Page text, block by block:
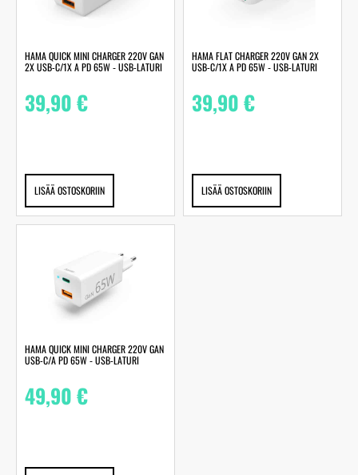
HAMA QUICK MINI CHARGER 220V GAN
2X USB-C/1X A PD 65W ‐ USB-LATURI
39,90€
LISÄÄ OSTOSKORIIN
HAMA FLAT CHARGER 220V GAN 2X
USB-C/1X A PD 65W ‐ USB-LATURI
39,90€
LISÄÄ OSTOSKORIIN
HAMA QUICK MINI CHARGER 220V GAN
USB-C/A PD 65W ‐ USB-LATURI
49,90€